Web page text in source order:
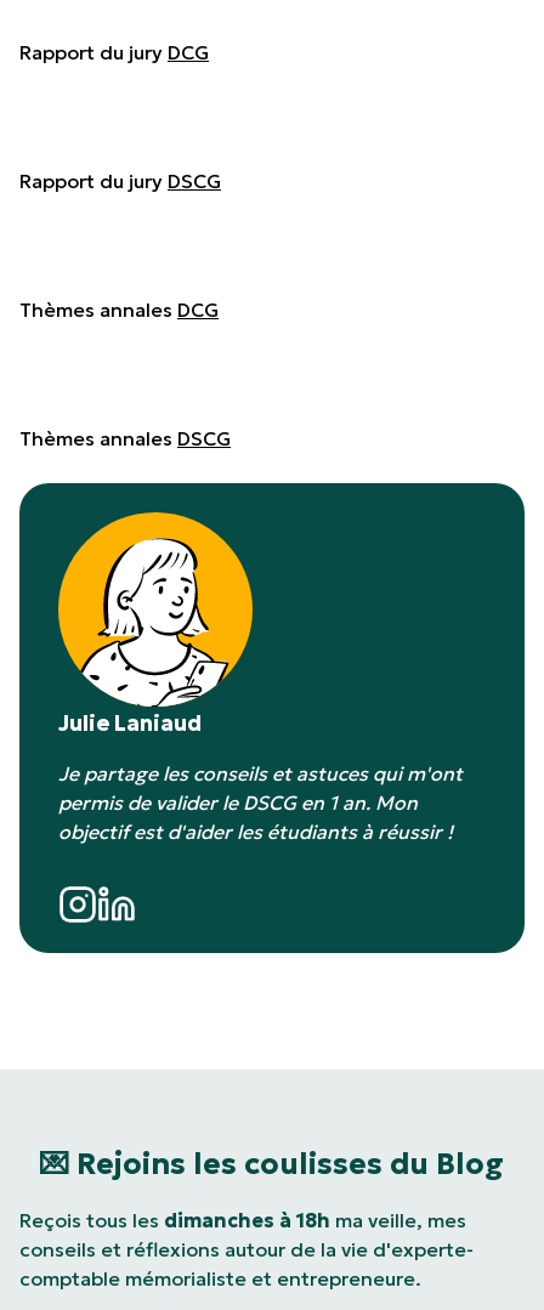
Rapport du jury DCG
Rapport du jury DSCG
Thèmes annales DCG
Thèmes annales DSCG
Julie Laniaud
Je partage les conseils et astuces qui m'ont
permis de valider le DSCG en 1 an. Mon
objectif est d'aider les étudiants à réussir !
💌 Rejoins les coulisses du Blog
Reçois tous les dimanches à 18h ma veille, mes
conseils et réflexions autour de la vie d'experte-
comptable mémorialiste et entrepreneure.